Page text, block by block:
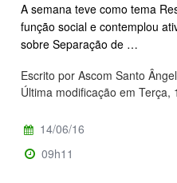
A semana teve como tema
função social e contemplou
sobre Separação de …
Escrito por Ascom Santo
Última modificação em
14/06/16
09h11